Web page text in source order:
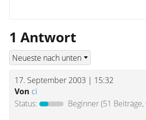
1 Antwort
17. September 2003 | 15:32
Von ci
Status:
Beginner(51